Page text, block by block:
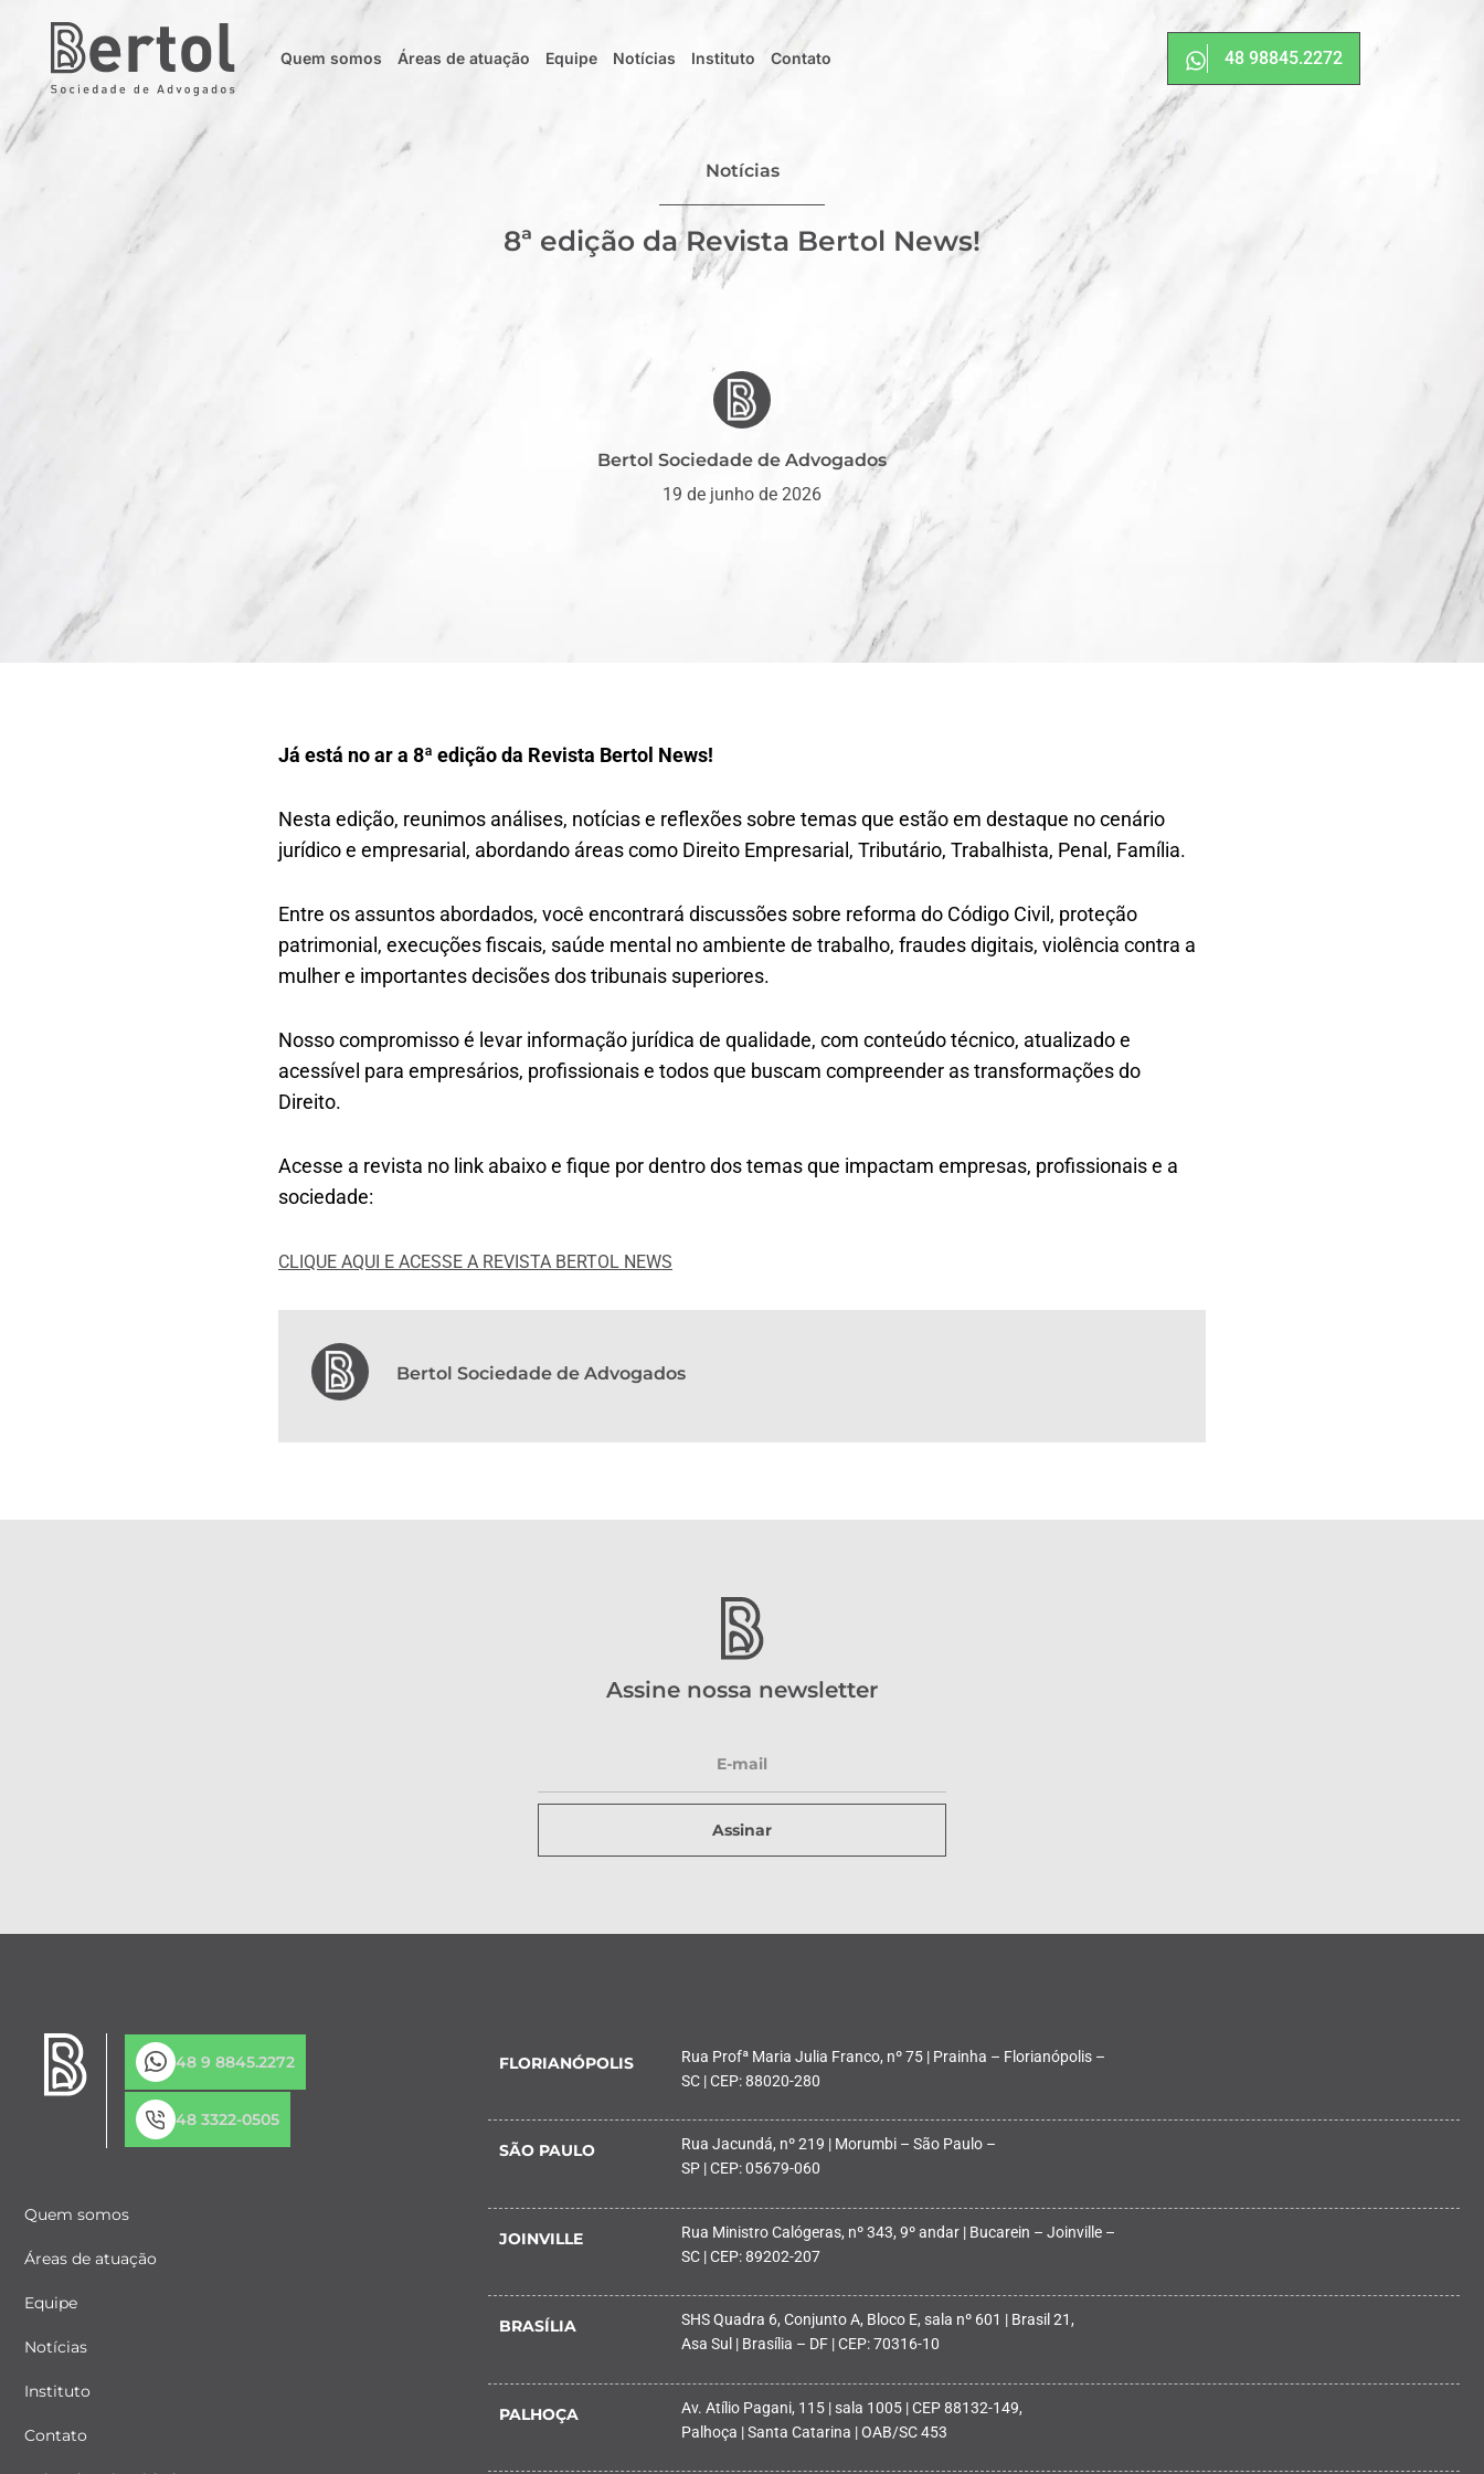
Quem somos Áreas de atuação Equipe Notícias Instituto Contato 48 98845.2272
Notícias
8ª edição da Revista Bertol News!
Bertol Sociedade de Advogados
19 de junho de 2026
Já está no ar a 8ª edição da Revista Bertol News!
Nesta edição, reunimos análises, notícias e reflexões sobre temas que estão em destaque no cenário
jurídico e empresarial, abordando áreas como Direito Empresarial, Tributário, Trabalhista, Penal, Família.
Entre os assuntos abordados, você encontrará discussões sobre reforma do Código Civil, proteção
patrimonial, execuções fiscais, saúde mental no ambiente de trabalho, fraudes digitais, violência contra a
mulher e importantes decisões dos tribunais superiores.
Nosso compromisso é levar informação jurídica de qualidade, com conteúdo técnico, atualizado e
acessível para empresários, profissionais e todos que buscam compreender as transformações do
Direito.
Acesse a revista no link abaixo e fique por dentro dos temas que impactam empresas, profissionais e a
sociedade:
CLIQUE AQUI E ACESSE A REVISTA BERTOL NEWS
Bertol Sociedade de Advogados
Assine nossa newsletter
Assinar
48 9 8845.2272
48 3322-0505
Quem somos
Áreas de atuação
Equipe
Notícias
Instituto
Contato
FLORIANÓPOLIS
Rua Profª Maria Julia Franco, nº 75 | Prainha – Florianópolis –
SC | CEP: 88020-280
SÃO PAULO
Rua Jacundá, nº 219 | Morumbi – São Paulo –
SP | CEP: 05679-060
JOINVILLE
Rua Ministro Calógeras, nº 343, 9º andar | Bucarein – Joinville –
SC | CEP: 89202-207
BRASÍLIA
SHS Quadra 6, Conjunto A, Bloco E, sala nº 601 | Brasil 21,
Asa Sul | Brasília – DF | CEP: 70316-10
PALHOÇA
Av. Atílio Pagani, 115 | sala 1005 | CEP 88132-149,
Palhoça | Santa Catarina | OAB/SC 453